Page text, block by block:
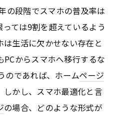
の段階でスマホの普及率は
ては9割を超えているよう
生活に欠かせない存在と
PCからスマホへ移行するな
のであれば、ホームページ
しかし、スマホ最適化と言
の場合、どのような形式が